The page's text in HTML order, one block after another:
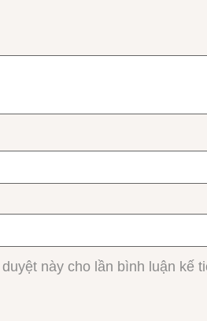
này cho lần bình luận kế